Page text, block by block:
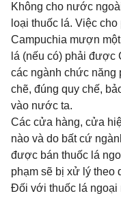
Không cho nước
loại thuốc lá. Việc
Campuchia mượn
lá (nếu có) phải được
các ngành chức
chẽ, đúng quy chế,
vào nước ta.
Các cửa hàng, cửa
nào và do bất cứ
được bán thuốc lá
phạm sẽ bị xử lý theo
Đối với thuốc lá ngoại